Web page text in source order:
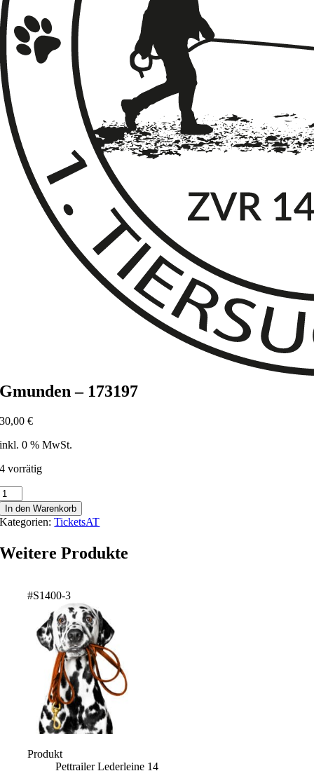
Gmunden – 173197
30,00€
inkl. 0 % MwSt.
4 vorrätig
In den Warenkorb
Kategorien:TicketsAT
Weitere Produkte
#S1400-3
Produkt
Pettrailer Lederleine 14